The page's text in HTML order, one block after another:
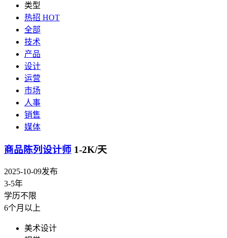
类型
热招 HOT
全部
技术
产品
设计
运营
市场
人事
销售
媒体
商品陈列设计师 1-2K/天
2025-10-09发布
3-5年
学历不限
6个月以上
美术设计